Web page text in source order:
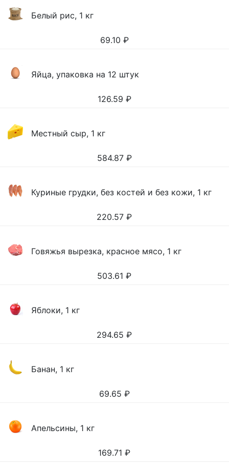
Белый рис, 1 кг
69.10 ₽
Яйца, упаковка на 12 штук
126.59 ₽
Местный сыр, 1 кг
584.87 ₽
Куриные грудки, без костей и без кожи, 1 кг
220.57 ₽
Говяжья вырезка, красное мясо, 1 кг
503.61 ₽
Яблоки, 1 кг
294.65 ₽
Банан, 1 кг
69.65 ₽
Апельсины, 1 кг
169.71 ₽